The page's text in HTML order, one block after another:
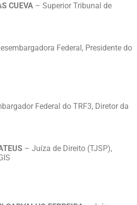
CUEVA – Superior Tribunal de
Federal, Presidente do
Federal do TRF3, Diretor da
– Juíza de Direito (TJSP),